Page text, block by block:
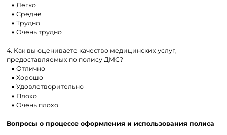
▪ Легко
▪ Средне
▪ Трудно
▪ Очень трудно
4. Как вы оцениваете качество медицинских услуг,
предоставляемых по полису ДМС?
▪ Отлично
▪ Хорошо
▪ Удовлетворительно
▪ Плохо
▪ Очень плохо
Вопросы о процессе оформления и использования полиса